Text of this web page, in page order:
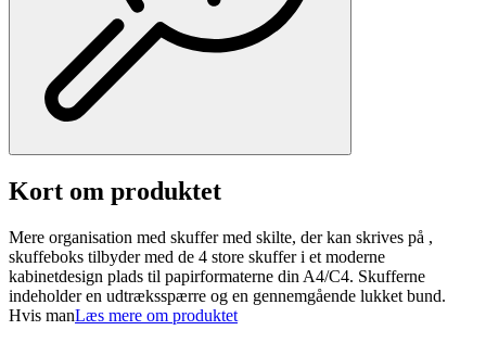
Kort om produktet
Mere organisation med skuffer med skilte, der kan skrives på ,
skuffeboks tilbyder med de 4 store skuffer i et moderne
kabinetdesign plads til papirformaterne din A4/C4. Skufferne
indeholder en udtræksspærre og en gennemgående lukket bund.
Hvis manLæs mere om produktet